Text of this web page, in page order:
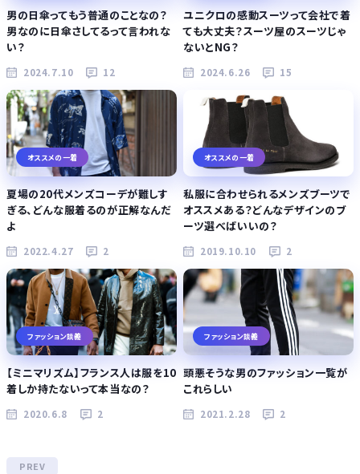
男の日傘ってもう普通のことなの？
男なのに日傘さしてるって言われな
い？
2024.7.10 12
ユニクロの感動スーツって会社で着
ても大丈夫？スーツ屋のスーツじゃ
ないとNG？
2024.6.26 15
オススメの一着
夏場の20代メンズコーデが難しす
ぎる、どんな服着るのが正解なんだ
よ
2022.4.27 2
オススメの一着
私服に合わせられるメンズブーツで
オススメある？どんなデザインのブ
ーツ選べばいいの？
2019.10.10 2
ファッション談義
【ミニマリズム】フランス人は服を10
着しか持たないって本当なの？
2020.6.8 2
ファッション談義
頭悪そうな男のファッション一覧が
これらしい
2021.2.28 2